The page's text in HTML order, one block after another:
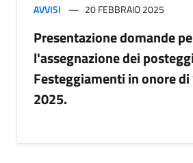
AVVISI 20 FEBBRAIO 2025
Presentazione domande
l'assegnazione dei
Festeggiamenti in onore di
2025.